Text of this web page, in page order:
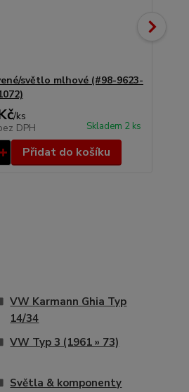
světlo mlhové (#98-9623-
/ks
DPH Skladem 2 ks
Přidat do košíku
VW Karmann Ghia Typ
14/34
VW Typ 3 (1961 » 73)
Světla & komponenty